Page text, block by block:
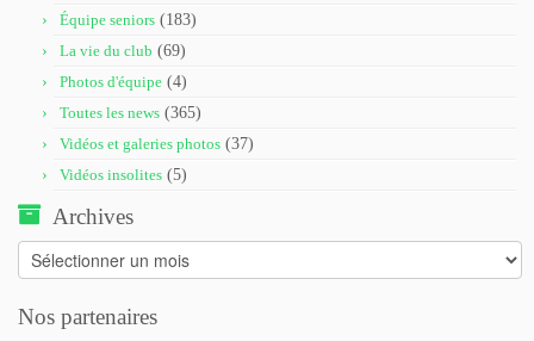
Équipe seniors (183)
La vie du club (69)
Photos d'équipe (4)
Toutes les news (365)
Vidéos et galeries photos (37)
Vidéos insolites (5)
Archives
Archives
Nos partenaires